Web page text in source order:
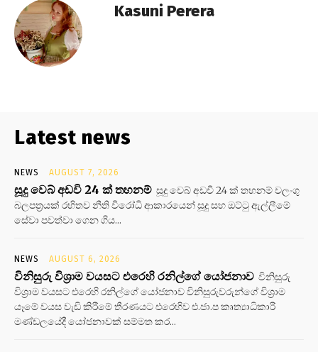
Kasuni Perera
Latest news
NEWS AUGUST 7, 2026
සූදු වෙබ් අඩවි 24 ක් තහනම් සූදු වෙබ් අඩවි 24 ක් තහනම් වලංගු
බලපත්‍රයක් රහිතව නීති විරෝධි ආකාරයෙන් සූදු සහ ඔට්ටු ඇල්ලීමේ
සේවා පවත්වා ගෙන ගිය...
NEWS AUGUST 6, 2026
විනිසුරු විශ්‍රාම වයසට එරෙහි රනිල්ගේ යෝජනාව විනිසුරු
විශ්‍රාම වයසට එරෙහි රනිල්ගේ යෝජනාව විනිසුරුවරුන්ගේ විශ්‍රාම
යෑමේ වයස වැඩි කිරීමේ තීරණයට එරෙහිව එ.ජා.ප කෘත්‍යාධිකාරී
මණ්ඩලයේදී යෝජනාවක් සම්මත කර...